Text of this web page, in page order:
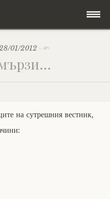
01/2012
на сутрешния вестник,